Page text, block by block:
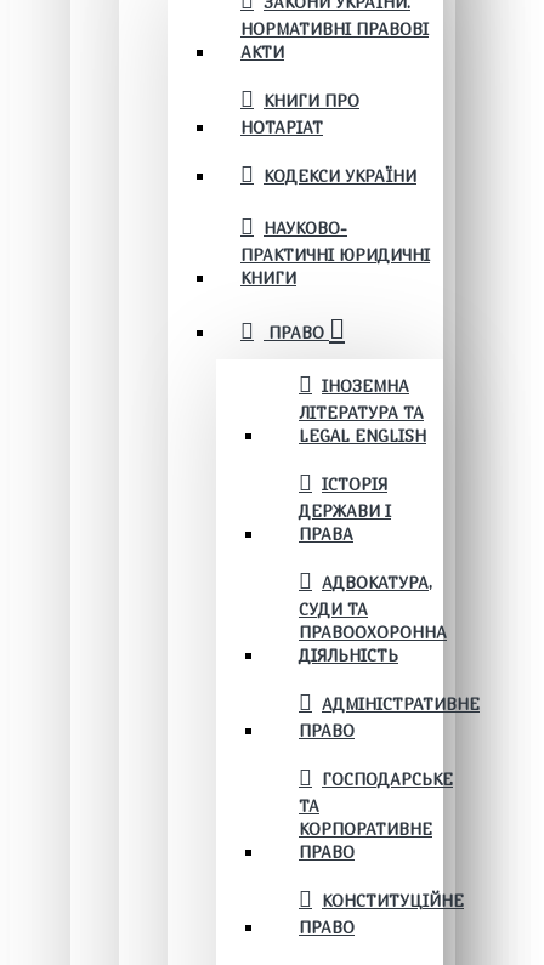
НОРМАТИВНІ ПРАВОВІ
АКТИ
КНИГИ ПРО
НОТАРІАТ
КОДЕКСИ УКРАЇНИ
НАУКОВО-
ПРАКТИЧНІ ЮРИДИЧНІ
КНИГИ
ПРАВО
ІНОЗЕМНА
ЛІТЕРАТУРА ТА
LEGAL ENGLISH
ІСТОРІЯ
ДЕРЖАВИ І
ПРАВА
АДВОКАТУРА,
СУДИ ТА
ПРАВООХОРОННА
ДІЯЛЬНІСТЬ
АДМІНІСТРАТИВНЕ
ПРАВО
ГОСПОДАРСЬКЕ
ТА
КОРПОРАТИВНЕ
ПРАВО
КОНСТИТУЦІЙНЕ
ПРАВО